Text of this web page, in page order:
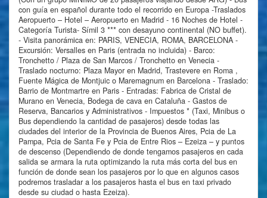
con guía en español durante todo el recorrido en Europa -Traslados
Aeropuerto – Hotel – Aeropuerto en Madrid - 16 Noches de Hotel -
Categoría Turista- Símil 3 *** con desayuno continental (NO buffet).
- Visita panorámica en: PARIS, VENECIA, ROMA, BARCELONA -
Excursión: Versalles en Paris (entrada no incluida) - Barco:
Tronchetto / Plaza de San Marcos / Tronchetto en Venecia -
Traslado nocturno: Plaza Mayor en Madrid, Trastevere en Roma ,
Fuente Mágica de Montjuic o Maremagnum en Barcelona - Traslado:
Barrio de Montmartre en Paris - Entradas: Fabrica de Cristal de
Murano en Venecia, Bodega de cava en Cataluña - Gastos de
Reserva, Bancarios y Administrativos - Impuestos * (Taxi, Minibus o
Bus dependiendo la cantidad de pasajeros) desde todas las
ciudades del interior de la Provincia de Buenos Aires, Pcia de La
Pampa, Pcia de Santa Fe y Pcia de Entre Rios – Ezeiza – y puntos
de descenso (Dependiendo de donde tengamos pasajeros en cada
salida se armara la ruta optimizando la ruta más corta del bus en
función de donde sean los pasajeros por lo que en algunos casos
podremos trasladar a los pasajeros hasta el bus en taxi privado
desde su ciudad o hasta Ezeiza).